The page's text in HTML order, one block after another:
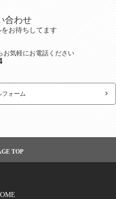
合わせ
お待ちしてます
お気軽にお電話ください
フォーム
TOP